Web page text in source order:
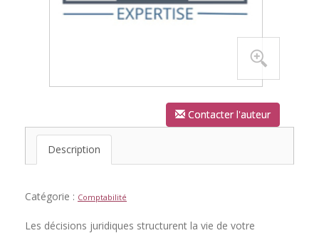
Contacter l'auteur
Description
Catégorie : Comptabilité
Les décisions juridiques structurent la vie de votre